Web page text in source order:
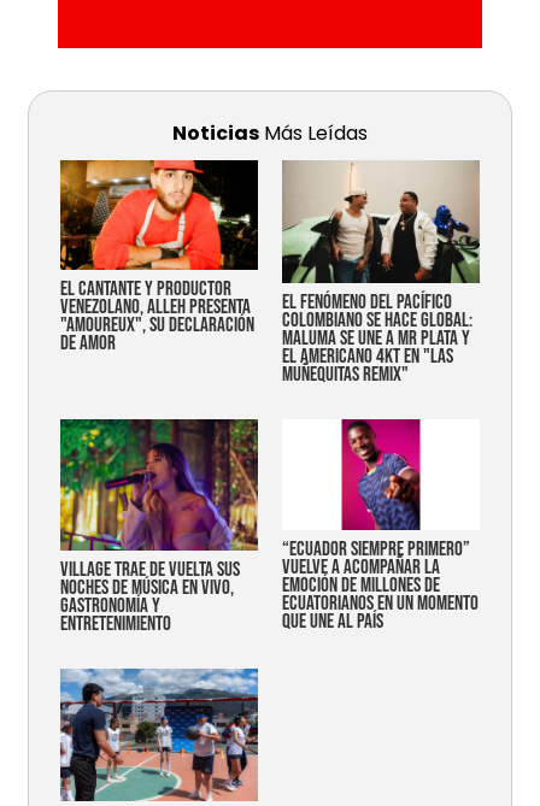
Noticias Más Leídas
EL CANTANTE Y PRODUCTOR
VENEZOLANO, ALLEH PRESENTA
"AMOUREUX", SU DECLARACIÓN
DE AMOR
EL FENÓMENO DEL PACÍFICO
COLOMBIANO SE HACE GLOBAL:
MALUMA SE UNE A MR PLATA Y
EL AMERICANO 4KT EN "LAS
MUÑEQUITAS REMIX"
Village trae de vuelta sus
noches de música en vivo,
gastronomía y
entretenimiento
“Ecuador siempre primero”
vuelve a acompañar la
emoción de millones de
ecuatorianos en un momento
que une al país